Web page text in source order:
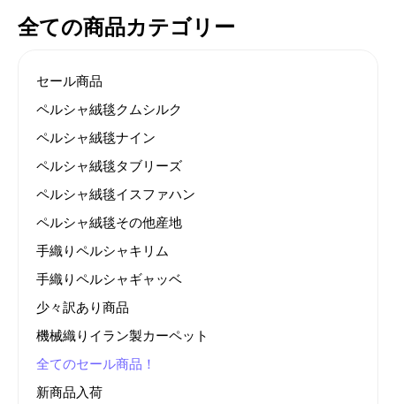
全ての商品カテゴリー
セール商品
ペルシャ絨毯クムシルク
ペルシャ絨毯ナイン
ペルシャ絨毯タブリーズ
ペルシャ絨毯イスファハン
ペルシャ絨毯その他産地
手織りペルシャキリム
手織りペルシャギャッベ
少々訳あり商品
機械織りイラン製カーペット
全てのセール商品！
新商品入荷